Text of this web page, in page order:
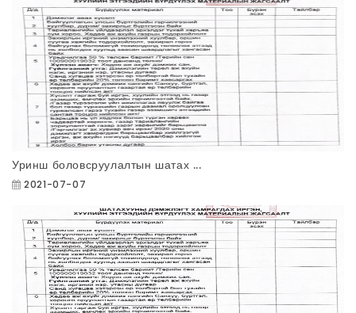
Уринш боловсруулалтын шатах ...
2021-07-07